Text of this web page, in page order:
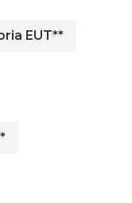
EUT**